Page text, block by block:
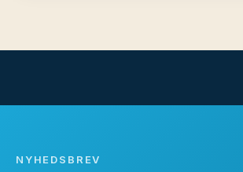
NYHEDSBREV